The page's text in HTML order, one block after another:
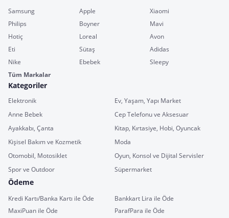
Samsung Apple
Xiaomi
Philips
Boyner
Mavi
Hotiç
Loreal
Avon
Eti
Sütaş
Adidas
Nike
Ebebek
Sleepy
Tüm Markalar
Kategoriler
Elektronik
Ev, Yaşam, Yapı Market
Anne Bebek
Cep Telefonu ve Aksesuar
Ayakkabı, Çanta
Kitap, Kırtasiye, Hobi, Oyuncak
Kişisel Bakım ve Kozmetik
Moda
Otomobil, Motosiklet
Oyun, Konsol ve Dijital Servisler
Spor ve Outdoor
Süpermarket
Ödeme
Kredi Kartı/Banka Kartı ile Öde
Bankkart Lira ile Öde
MaxiPuan ile Öde
ParafPara ile Öde